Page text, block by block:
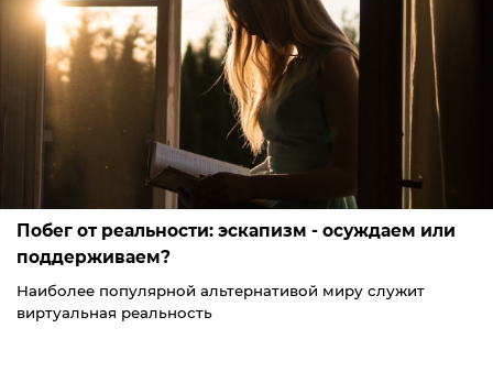
Побег от реальности: эскапизм - осуждаем или
поддерживаем?
Наиболее популярной альтернативой миру служит
виртуальная реальность